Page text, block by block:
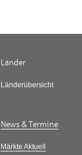
Länder
Länderübersicht
News & Termine
Märkte Aktuell